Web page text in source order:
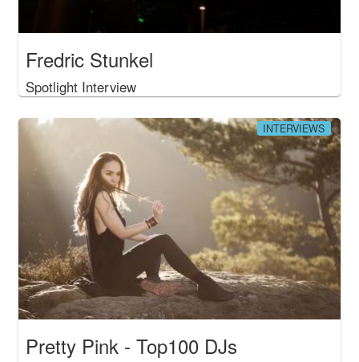
Fredric Stunkel
Spotlight Interview
INTERVIEWS
Pretty Pink - Top100 DJs